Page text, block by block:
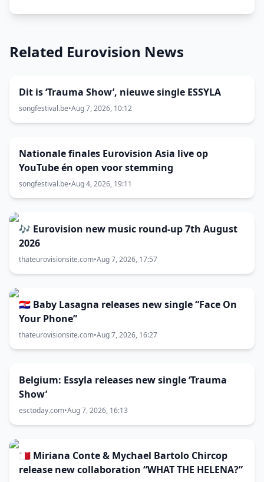
Related Eurovision News
Dit is ‘Trauma Show’, nieuwe single ESSYLA
songfestival.be•Aug 7, 2026, 10:12
Nationale finales Eurovision Asia live op
YouTube én open voor stemming
songfestival.be•Aug 4, 2026, 19:11
🎶 Eurovision new music round-up 7th August
2026
thateurovisionsite.com•Aug 7, 2026, 17:57
🇭🇷 Baby Lasagna releases new single “Face On
Your Phone”
thateurovisionsite.com•Aug 7, 2026, 16:27
Belgium: Essyla releases new single ‘Trauma
Show’
esctoday.com•Aug 7, 2026, 16:13
🇲🇹 Miriana Conte & Mychael Bartolo Chircop
release new collaboration “WHAT THE HELENA?”